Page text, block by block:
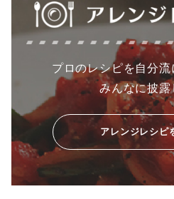
プロのレシピを自分流
みんなに披露
アレンジレシピ